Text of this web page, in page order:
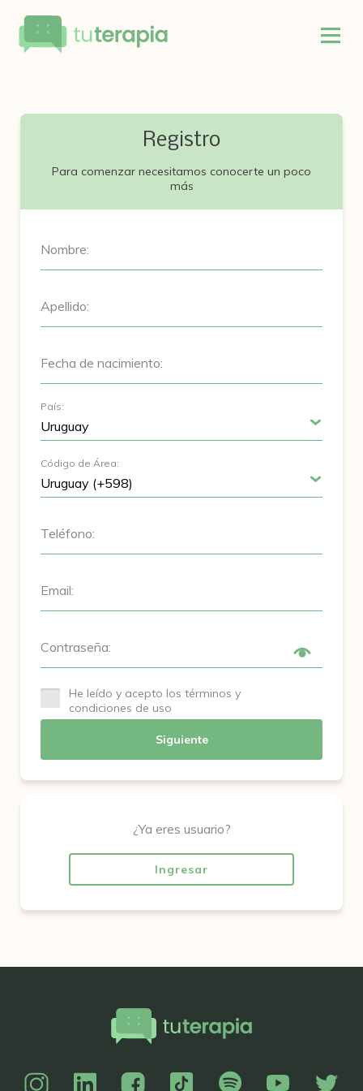
Registro
Para comenzar necesitamos conocerte un poco
más
Nombre:
Apellido:
Fecha de nacimiento:
País:
Código de Área:
Teléfono:
Email:
Contraseña:
He leído y acepto los términos y
condiciones de uso
Siguiente
¿Ya eres usuario?
Ingresar